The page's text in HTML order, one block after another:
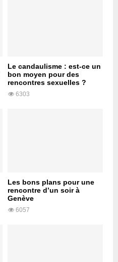
Le candaulisme : est-ce un
bon moyen pour des
rencontres sexuelles ?
6303
Les bons plans pour une
rencontre d’un soir à
Genève
6057